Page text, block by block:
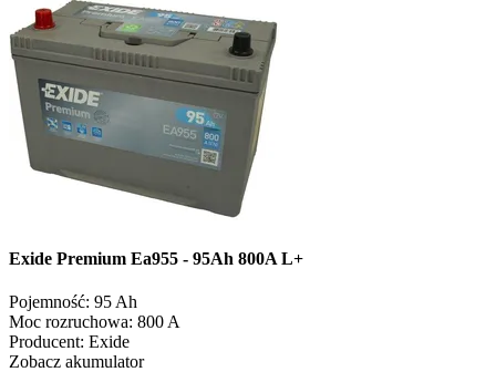
Exide Premium Ea955 - 95Ah 800A L+
Pojemność: 95 Ah
Moc rozruchowa: 800 A
Producent: Exide
Zobacz akumulator